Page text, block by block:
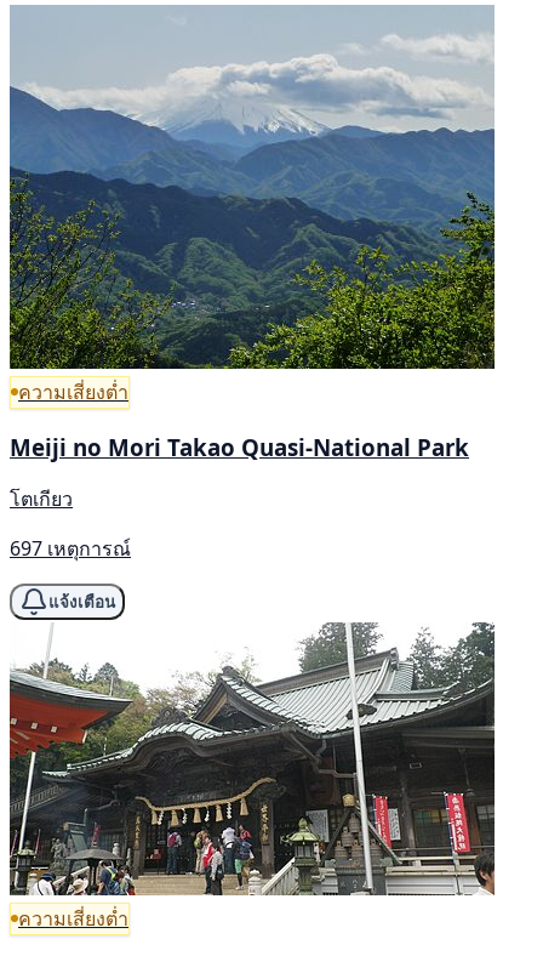
ความเสี่ยงต่ำ
Meiji no Mori Takao Quasi-National Park
โตเกียว
697 เหตุการณ์
แจ้งเตือน
ความเสี่ยงต่ำ